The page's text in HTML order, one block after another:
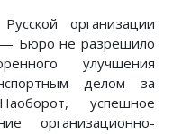
организации
— Бюро не разрешило
улучшения
делом за
успешное
организационно-